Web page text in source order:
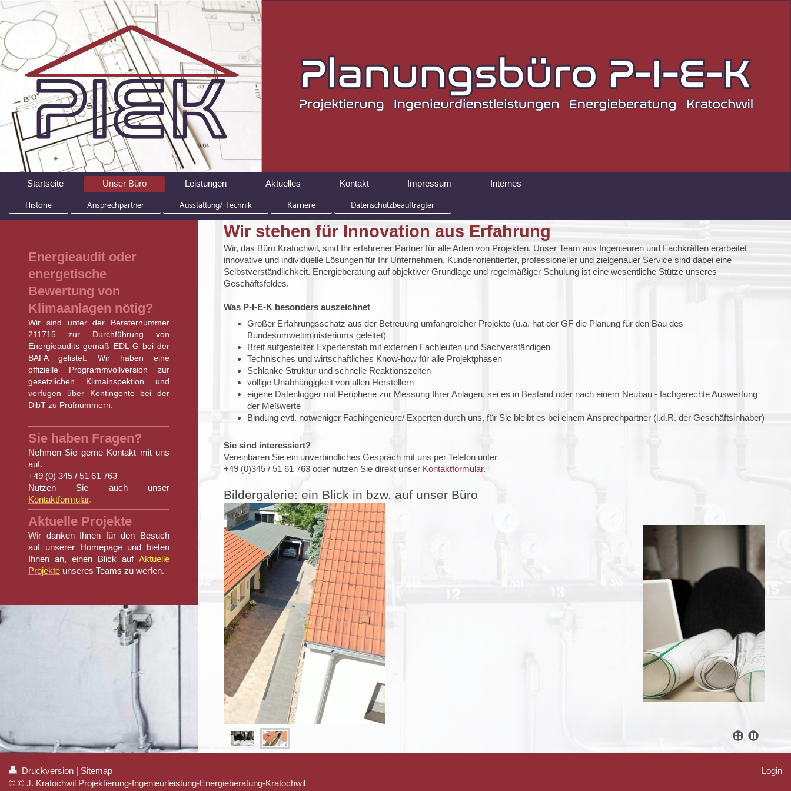
Startseite Unser Büro Leistungen Aktuelles Kontakt Impressum Internes
Historie Ansprechpartner Ausstattung/ Technik Karriere Datenschutzbeauftragter
Wir stehen für Innovation aus Erfahrung
Wir, das Büro Kratochwil, sind Ihr erfahrener Partner für alle Arten von Projekten. Unser Team aus Ingenieuren und Fachkräften erarbeitet
innovative und individuelle Lösungen für Ihr Unternehmen. Kundenorientierter, professioneller und zielgenauer Service sind dabei eine
Selbstverständlichkeit. Energieberatung auf objektiver Grundlage und regelmäßiger Schulung ist eine wesentliche Stütze unseres
Geschäftsfeldes.
Was P-I-E-K besonders auszeichnet
Großer Erfahrungsschatz aus der Betreuung umfangreicher Projekte (u.a. hat der GF die Planung für den Bau des
Bundesumweltministeriums geleitet)
Breit aufgestellter Expertenstab mit externen Fachleuten und Sachverständigen
Technisches und wirtschaftliches Know-how für alle Projektphasen
Schlanke Struktur und schnelle Reaktionszeiten
völlige Unabhängigkeit von allen Herstellern
eigene Datenlogger mit Peripherie zur Messung Ihrer Anlagen, sei es in Bestand oder nach einem Neubau - fachgerechte Auswertung
der Meßwerte
Bindung evtl. notweniger Fachingenieure/ Experten durch uns, für Sie bleibt es bei einem Ansprechpartner (i.d.R. der Geschäftsinhaber)
Sie sind interessiert?
Vereinbaren Sie ein unverbindliches Gespräch mit uns per Telefon unter
+49 (0)345 / 51 61 763 oder nutzen Sie direkt unser Kontaktformular.
Bildergalerie: ein Blick in bzw. auf unser Büro
Energieaudit oder
energetische
Bewertung von
Klimaanlagen nötig?
Wir sind unter der Beraternummer
211715 zur Durchführung von
Energieaudits gemäß EDL-G bei der
BAFA gelistet. Wir haben eine
offizielle Programmvollversion zur
gesetzlichen Klimainspektion und
verfügen über Kontingente bei der
DibT zu Prüfnummern.
Sie haben Fragen?
Nehmen Sie gerne Kontakt mit uns
auf.
+49 (0) 345 / 51 61 763
Nutzen Sie auch unser
Kontaktformular.
Aktuelle Projekte
Wir danken Ihnen für den Besuch
auf unserer Homepage und bieten
Ihnen an, einen Blick auf Aktuelle
Projekte unseres Teams zu werfen.
Druckversion | Sitemap
© © J. Kratochwil Projektierung-Ingenieurleistung-Energieberatung-Kratochwil
Login